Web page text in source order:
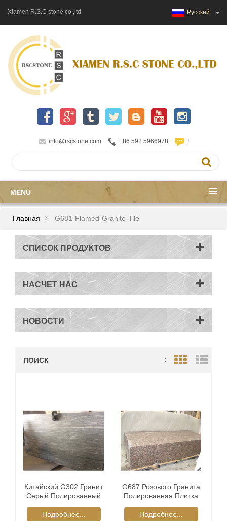
Xiamen R.S.C stone co.,ltd Русский
info@rscstone.com +86 592 5966978 !
MENU
Главная G681-Flamed-Granite-Tile
СПИСОК ПРОДУКТОВ
НАСЧЕТ НАС
НОВОСТИ
ПОИСК : Grid View
Китайский G302 Гранит
Серый Полированный
Подробнее...
G687 Розового Гранита
Полированная Плитка
Подробнее...